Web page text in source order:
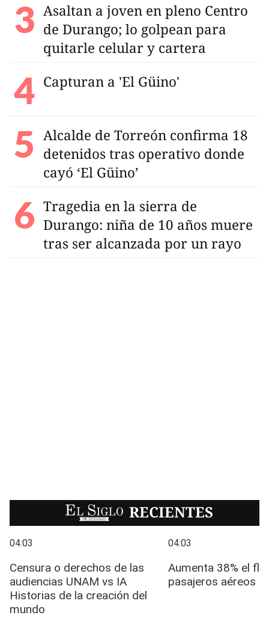
Asaltan a joven en pleno Centro
de Durango; lo golpean para
quitarle celular y cartera
Capturan a 'El Güino'
Alcalde de Torreón confirma 18
detenidos tras operativo donde
cayó ‘El Güino’
Tragedia en la sierra de
Durango: niña de 10 años muere
tras ser alcanzada por un rayo
EL SIGLO RECIENTES